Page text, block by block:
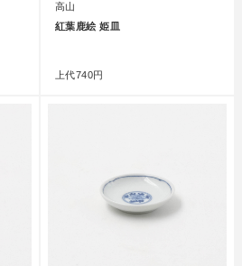
高山
紅葉鹿絵 姫皿
上代740円